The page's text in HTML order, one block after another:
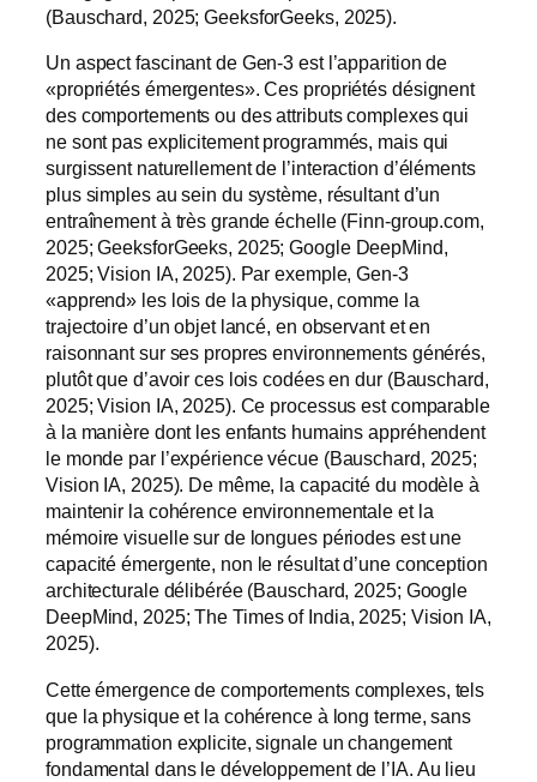
(Bauschard, 2025; GeeksforGeeks, 2025).
Un aspect fascinant de Gen-3 est l’apparition de
«propriétés émergentes». Ces propriétés désignent
des comportements ou des attributs complexes qui
ne sont pas explicitement programmés, mais qui
surgissent naturellement de l’interaction d’éléments
plus simples au sein du système, résultant d’un
entraînement à très grande échelle (Finn-group.com,
2025; GeeksforGeeks, 2025; Google DeepMind,
2025; Vision IA, 2025). Par exemple, Gen-3
«apprend» les lois de la physique, comme la
trajectoire d’un objet lancé, en observant et en
raisonnant sur ses propres environnements générés,
plutôt que d’avoir ces lois codées en dur (Bauschard,
2025; Vision IA, 2025). Ce processus est comparable
à la manière dont les enfants humains appréhendent
le monde par l’expérience vécue (Bauschard, 2025;
Vision IA, 2025). De même, la capacité du modèle à
maintenir la cohérence environnementale et la
mémoire visuelle sur de longues périodes est une
capacité émergente, non le résultat d’une conception
architecturale délibérée (Bauschard, 2025; Google
DeepMind, 2025; The Times of India, 2025; Vision IA,
2025).
Cette émergence de comportements complexes, tels
que la physique et la cohérence à long terme, sans
programmation explicite, signale un changement
fondamental dans le développement de l’IA. Au lieu